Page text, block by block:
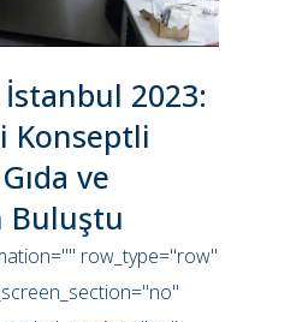
2023:
Konseptli
ve
Buluştu
row_type="row"